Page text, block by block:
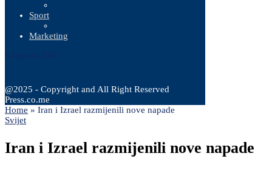
Sport
Marketing
@2025 - Copyright and All Right Reserved
Press.co.me
Home » Iran i Izrael razmijenili nove napade
Svijet
Iran i Izrael razmijenili nove napade